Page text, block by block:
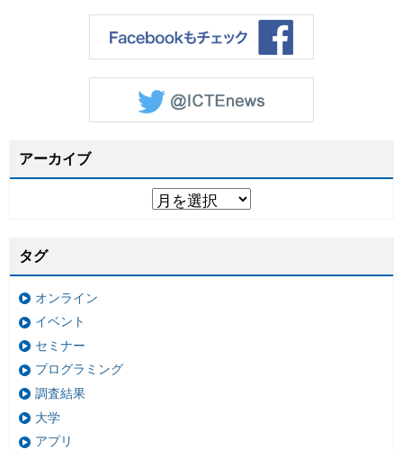
アーカイブ
タグ
オンライン
イベント
セミナー
プログラミング
調査結果
大学
アプリ